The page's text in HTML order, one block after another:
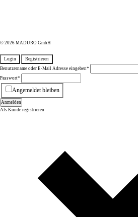
© 2026 MADURO GmbH
Login
Registrieren
Benutzername oder E-Mail Adresse eingeben*
Passwort*
Angemeldet bleiben
Anmelden
Als Kunde registrieren